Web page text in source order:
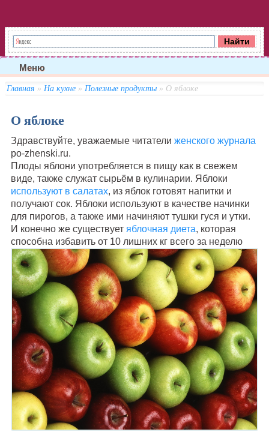
Меню
Главная » На кухне» Полезные продукты» О яблоке
О яблоке
Здравствуйте, уважаемые читатели женского журнала
po-zhenski.ru.
Плоды яблони употребляется в пищу как в свежем
виде, также служат сырьём в кулинарии. Яблоки
используют в салатах, из яблок готовят напитки и
получают сок. Яблоки используют в качестве начинки
для пирогов, а также ими начиняют тушки гуся и утки.
И конечно же существует яблочная диета, которая
способна избавить от 10 лишних кг всего за неделю